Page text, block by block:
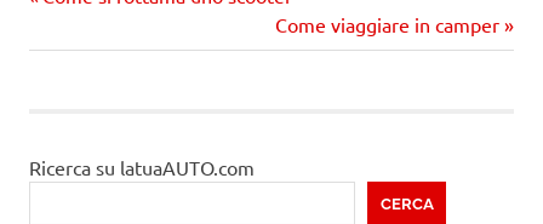
articoli
Prossimo
articolo
Come viaggiare in camper
Ricerca su latuaAUTO.com
CERCA